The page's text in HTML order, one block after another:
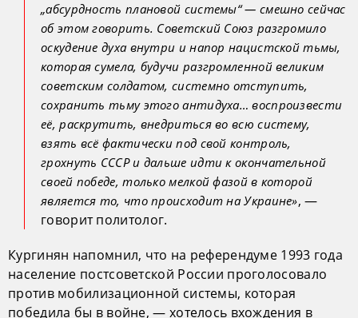
„абсурдность плановой системы“ — смешно сейчас
об этом говорить. Советский Союз разгромило
оскудение духа внутри и напор нацистской тьмы,
которая сумела, будучи разгромленной великим
советским солдатом, системно отступить,
сохранить тьму этого антидуха… воспроизвести
её, раскрутить, внедриться во всю систему,
взять всё фактически под свой контроль,
грохнуть СССР и дальше идти к окончательной
своей победе, только мелкой фазой в которой
является то, что происходит на Украине», —
говорит политолог.
Кургинян напомнил, что на референдуме 1993 года
население постсоветской России проголосовало
против мобилизационной системы, которая
победила бы в войне, — хотелось вхождения в